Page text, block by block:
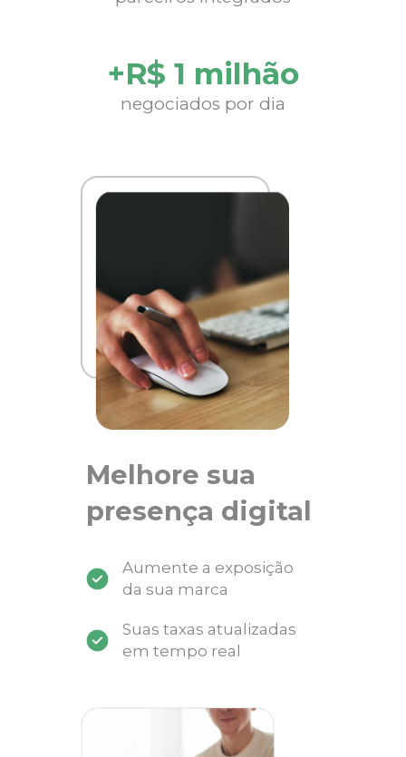
+R$ 1 milhão
negociados por dia
Melhore sua
presença digital
Aumente a exposição
da sua marca
Suas taxas atualizadas
em tempo real